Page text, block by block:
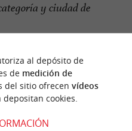
y ciudad de
n
u
e
s
t
r
o
f
a
v
o
r
i
t
o
al depósito de
de medición de
del sitio ofrecen vídeos
cookies.